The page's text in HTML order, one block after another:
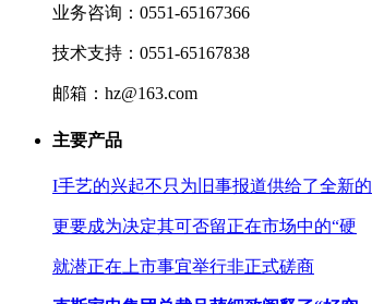
业务咨询：0551-65167366
技术支持：0551-65167838
邮箱：hz@163.com
主要产品
I手艺的兴起不只为旧事报道供给了全新的
更要成为决定其可否留正在市场中的“硬
就潜正在上市事宜举行非正式磋商